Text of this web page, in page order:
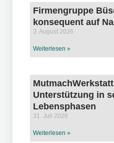
Firmengruppe
konsequent auf
3. August 2026
Weiterlesen »
Unterstützung in
Lebensphasen
31. Juli 2026
Weiterlesen »